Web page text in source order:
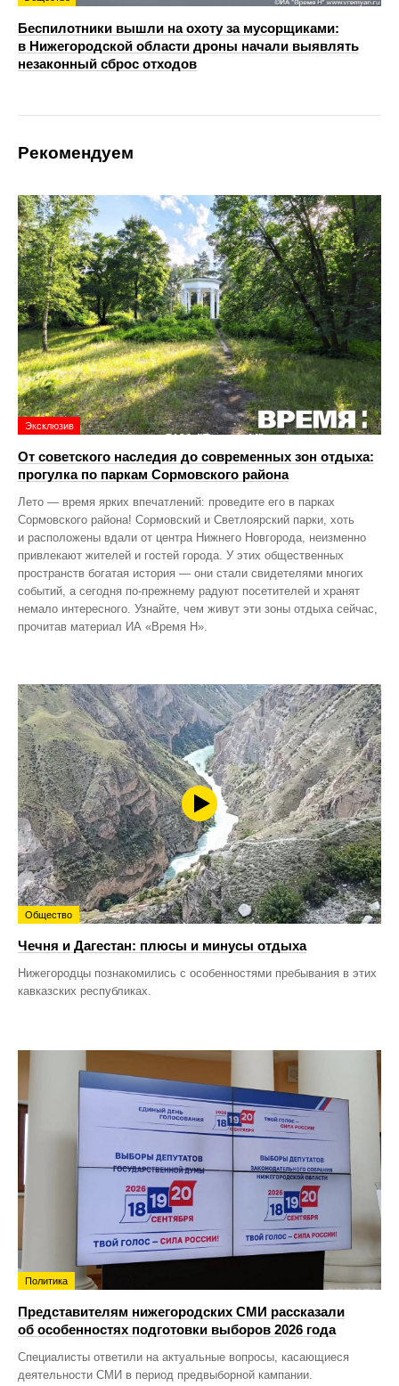
Беспилотники вышли на охоту за мусорщиками:
в Нижегородской области дроны начали выявлять
незаконный сброс отходов
Рекомендуем
Эксклюзив
От советского наследия до современных зон отдыха:
прогулка по паркам Сормовского района
Лето — время ярких впечатлений: проведите его в парках
Сормовского района! Сормовский и Светлоярский парки, хоть
и расположены вдали от центра Нижнего Новгорода, неизменно
привлекают жителей и гостей города. У этих общественных
пространств богатая история — они стали свидетелями многих
событий, а сегодня по‑прежнему радуют посетителей и хранят
немало интересного. Узнайте, чем живут эти зоны отдыха сейчас,
прочитав материал ИА «Время Н».
Общество
Чечня и Дагестан: плюсы и минусы отдыха
Нижегородцы познакомились с особенностями пребывания в этих
кавказских республиках.
Политика
Представителям нижегородских СМИ рассказали
об особенностях подготовки выборов 2026 года
Специалисты ответили на актуальные вопросы, касающиеся
деятельности СМИ в период предвыборной кампании.